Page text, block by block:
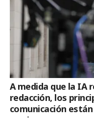
A medida que la IA
redacción, los
comunicación